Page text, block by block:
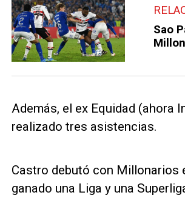
Sao
Además, el ex Equidad (ahora
realizado tres asistencias.
Castro debutó con Millonarios
ganado una Liga y una